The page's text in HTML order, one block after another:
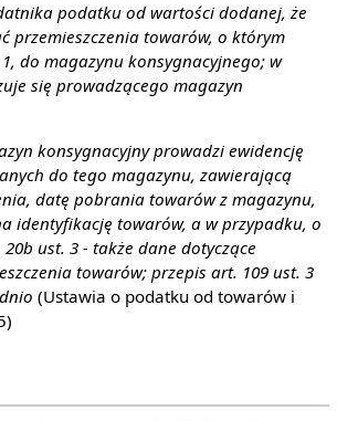
podatku od wartości dodanej, że
przemieszczenia towarów, o którym
do magazynu konsygnacyjnego; w
się prowadzącego magazyn
konsygnacyjny prowadzi ewidencję
do tego magazynu, zawierającą
datę pobrania towarów z magazynu,
identyfikację towarów, a w przypadku, o
ust. 3 - także dane dotyczące
towarów; przepis art. 109 ust. 3
(Ustawia o podatku od towarów i